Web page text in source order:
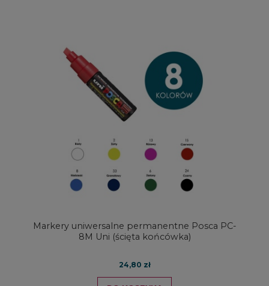
Markery uniwersalne permanentne Posca PC-
8M Uni (ścięta końcówka)
24,80 zł